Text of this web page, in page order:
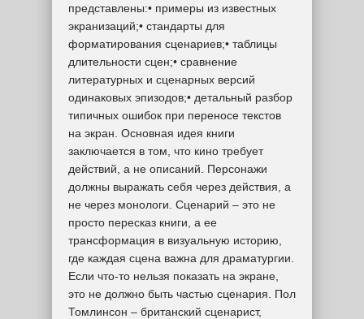
представлены:• примеры из известных
экранизаций;• стандарты для
форматирования сценариев;• таблицы
длительности сцен;• сравнение
литературных и сценарных версий
одинаковых эпизодов;• детальный разбор
типичных ошибок при переносе текстов
на экран. Основная идея книги
заключается в том, что кино требует
действий, а не описаний. Персонажи
должны выражать себя через действия, а
не через монологи. Сценарий – это не
просто пересказ книги, а ее
трансформация в визуальную историю,
где каждая сцена важна для драматургии.
Если что-то нельзя показать на экране,
это не должно быть частью сценария. Пол
Томлинсон – британский сценарист,